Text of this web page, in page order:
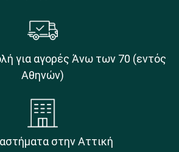
για αγορές Άνω των 70 (εντός
Αθηνών)
στην Αττική